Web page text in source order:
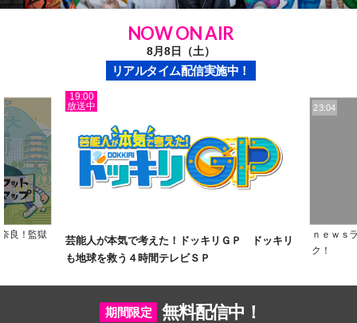
NOW ON AIR
8月8日（土）
リアルタイム配信実施中！
良！監獄
芸能人が本気で考えた！ドッキリＧＰ ドッキリ
も地球を救う４時間テレビＳＰ
19:00
ｎｅｗｓ
ク！
23:04
期間限定 無料配信中！